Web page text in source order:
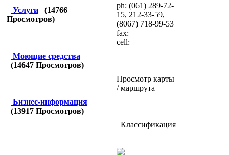
Услуги (14766
Просмотров)
Моющие средства
(14647 Просмотров)
Бизнес-информация
(13917 Просмотров)
ph: (061) 289-72-
15, 212-33-59,
(8067) 718-99-53
fax:
cell:
Просмотр карты
/ маршрута
Классификация